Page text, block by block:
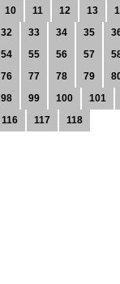
10 11 12 13
32 33 34 35
54 55 56 57
76 77 78 79
98 99 100
101
116 117 118